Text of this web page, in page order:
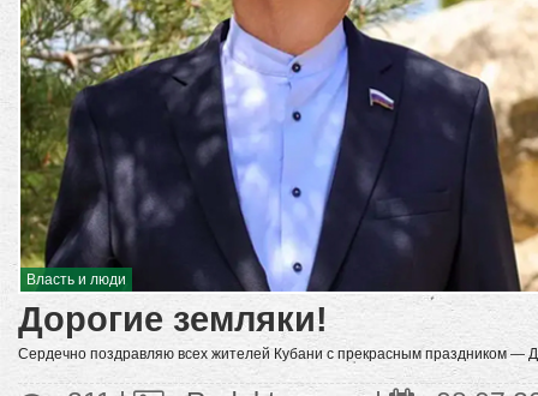
Власть и люди
Дорогие земляки!
Сердечно поздравляю всех жителей Кубани с прекрасным праздником —